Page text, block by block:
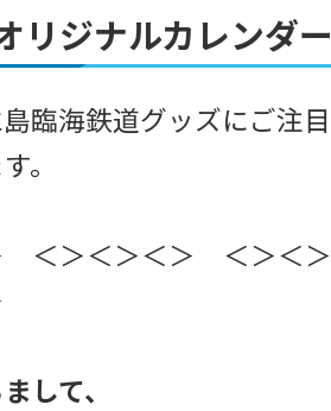
リジナルカレンダ
臨海鉄道グッズにご注
。
＜＞＜＞＜＞ ＜＞
して、